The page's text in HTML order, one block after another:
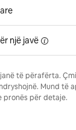
një javë
të përafërta.
Mund të
pronës për detaje.